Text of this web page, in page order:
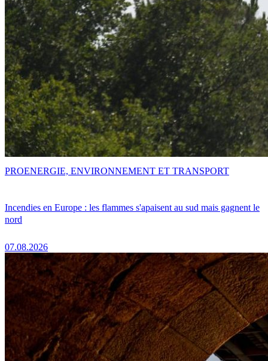
Incendies en Europe : les flammes s'apaisent au sud mais gagnent le
nord
07.08.2026
PROENERGIE, ENVIRONNEMENT ET TRANSPORT